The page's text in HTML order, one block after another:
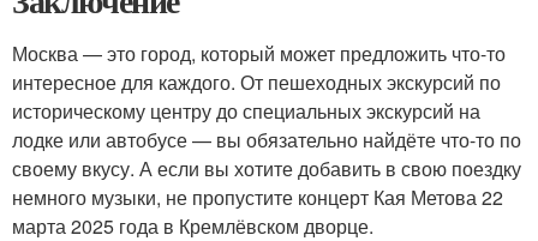
Москва — это город, который может предложить что-то
интересное для каждого. От пешеходных экскурсий по
историческому центру до специальных экскурсий на
лодке или автобусе — вы обязательно найдёте что-то по
своему вкусу. А если вы хотите добавить в свою поездку
немного музыки, не пропустите концерт Кая Метова 22
марта 2025 года в Кремлёвском дворце.